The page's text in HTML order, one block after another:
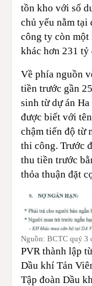
tồn kho với số
chủ yếu nằm tại
công ty còn một
khác hơn 231 tỷ
Về phía nguồn
tiền trước gần
sinh từ dự án
được biết với
chậm tiến độ từ
thi công. Trước
thu tiền trước
thỏa thuận đặt
Nguồn: BCTC quý 3
PVR thành lập
Dầu khí Tản
Tập đoàn Dầu